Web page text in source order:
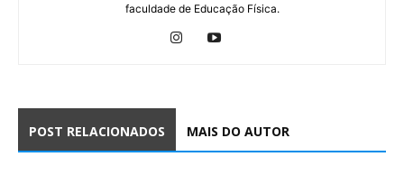
faculdade de Educação Física.
POST RELACIONADOS MAIS DO AUTOR